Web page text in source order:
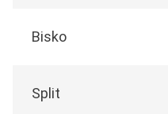
Bisko
Split